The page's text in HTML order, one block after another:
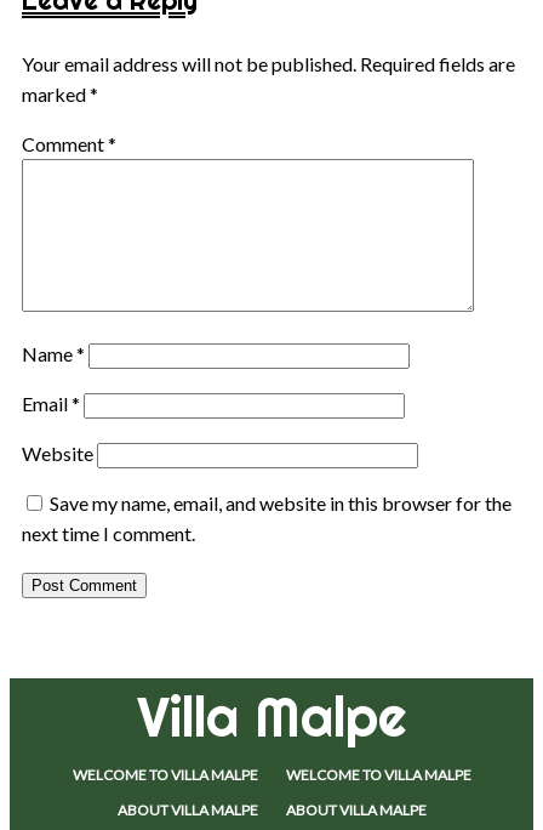
Your email address will not be published. Required fields are
marked*
Comment*
Name*
Email*
Website
Save my name, email, and website in this browser for the
next time I comment.
Villa Malpe
WELCOME TO VILLA MALPE
WELCOME TO VILLA MALPE
ABOUT VILLA MALPE
ABOUT VILLA MALPE